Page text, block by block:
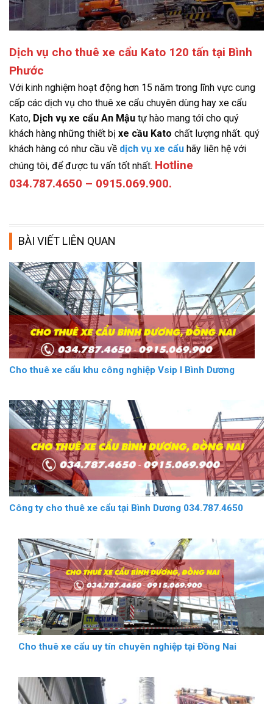
Dịch vụ cho thuê xe cẩu Kato 120 tấn tại Bình
Phước
Với kinh nghiệm hoạt động hơn 15 năm trong lĩnh vực cung
cấp các dịch vụ cho thuê xe cẩu chuyên dùng hay xe cẩu
Kato, Dịch vụ xe cẩu An Mậu tự hào mang tới cho quý
khách hàng những thiết bị xe cầu Kato chất lượng nhất. quý
khách hàng có như cầu về dịch vụ xe cẩu hãy liên hệ với
chúng tôi, để được tu vấn tốt nhất. Hotline
034.787.4650 – 0915.069.900.
BÀI VIẾT LIÊN QUAN
Cho thuê xe cẩu khu công nghiệp Vsip I Bình Dương
Công ty cho thuê xe cẩu tại Bình Dương 034.787.4650
Cho thuê xe cẩu uy tín chuyên nghiệp tại Đồng Nai